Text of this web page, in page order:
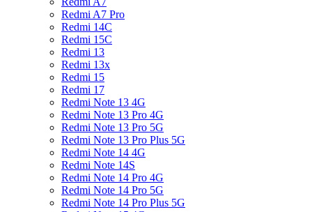
Redmi A7 Pro
Redmi 14C
Redmi 15C
Redmi 13
Redmi 13x
Redmi 15
Redmi 17
Redmi Note 13 4G
Redmi Note 13 Pro 4G
Redmi Note 13 Pro 5G
Redmi Note 13 Pro Plus 5G
Redmi Note 14 4G
Redmi Note 14S
Redmi Note 14 Pro 4G
Redmi Note 14 Pro 5G
Redmi Note 14 Pro Plus 5G